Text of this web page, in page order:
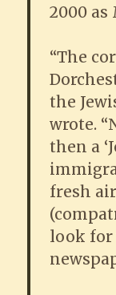
2000 as
“The
the
wrote.
then a
fresh
look for